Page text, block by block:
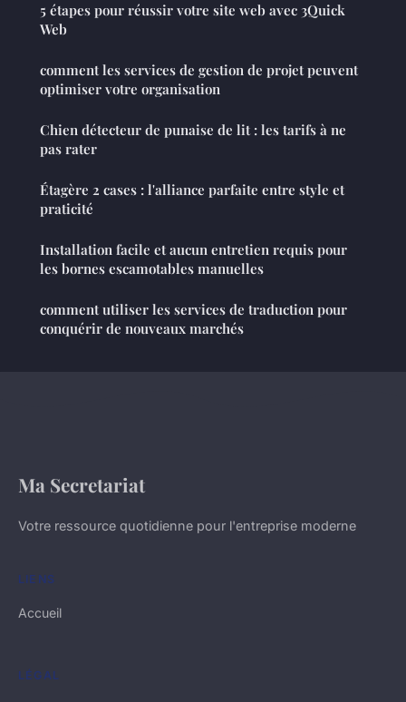
5 étapes pour réussir votre site web avec 3Quick
Web
comment les services de gestion de projet peuvent
optimiser votre organisation
Chien détecteur de punaise de lit : les tarifs à ne
pas rater
Étagère 2 cases : l'alliance parfaite entre style et
praticité
Installation facile et aucun entretien requis pour
les bornes escamotables manuelles
comment utiliser les services de traduction pour
conquérir de nouveaux marchés
Ma Secretariat
Votre ressource quotidienne pour l'entreprise moderne
LIENS
Accueil
LÉGAL